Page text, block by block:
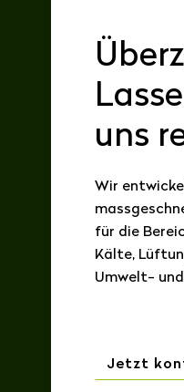
uns
Wir
für die
Kälte,
Umwelt-
Jetzt